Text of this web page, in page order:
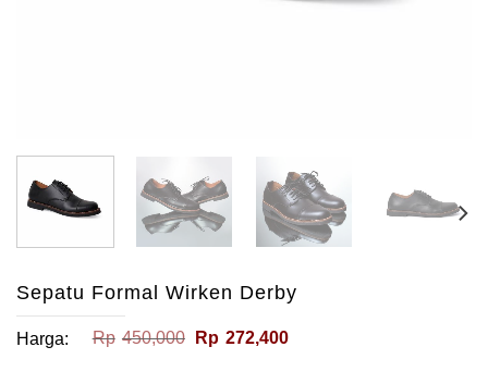
Sepatu Formal Wirken Derby
Harga: Rp 450,000 Harga
Rp 272,400Harga